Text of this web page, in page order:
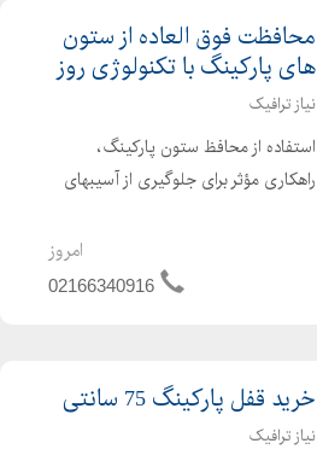
محافظت فوق العاده از ستون
های پارکینگ با تکنولوژی روز
نیاز ترافیک
استفاده از محافظ ستون پارکینگ،
راهکاری مؤثر برای جلوگیری از آسیبهای
پارکینگهای طبقاتی است. این محافظها به
طور ویژه برای نصب در کنجهای ستون
امروز
02166340916
خرید قفل پارکینگ 75 سانتی
نیاز ترافیک